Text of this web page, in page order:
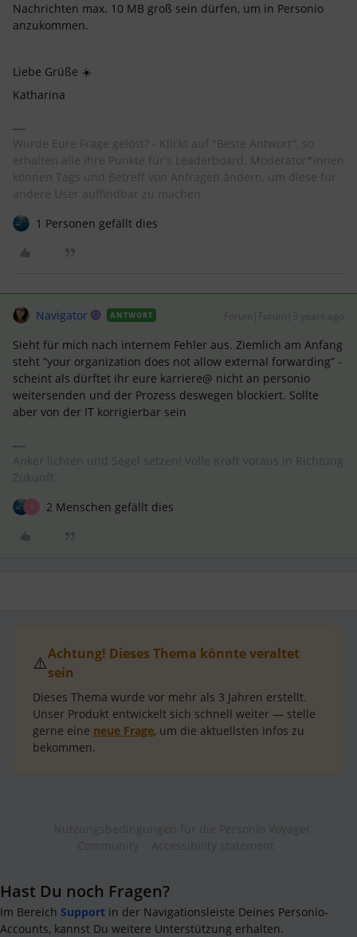
Nachrichten max. 10 MB groß sein dürfen, um in Personio
anzukommen.
Liebe Grüße ☀️
Katharina
Wurde Eure Frage gelöst? - Klickt auf "Beste Antwort", so
erhalten alle ihre Punkte für's Leaderboard. Moderator*innen
können Tags und Betreff von Anfragen ändern, um diese für
andere User auffindbar zu machen.
1 Personen gefällt dies
Navigator ANTWORT
Sieht für mich nach internem Fehler aus. Ziemlich am Anfang
steht “your organization does not allow external forwarding” -
scheint als dürftet ihr eure karriere@ nicht an personio
weitersenden und der Prozess deswegen blockiert. Sollte
aber von der IT korrigierbar sein
2 Menschen gefällt dies
⚠️Achtung! Dieses Thema könnte veraltet
sein
Dieses Thema wurde vor mehr als 3 Jahren erstellt.
Unser Produkt entwickelt sich schnell weiter — stelle
gerne eine neue Frage, um die aktuellsten Infos zu
bekommen.
Hast Du noch Fragen?
Im Bereich Support in der Navigationsleiste Deines Personio-
Accounts, kannst Du weitere Unterstützung erhalten.